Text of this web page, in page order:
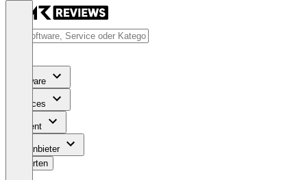
Software
Services
Content
Für Anbieter
Bewerten